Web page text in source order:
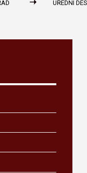
ÚŘEDNÍ